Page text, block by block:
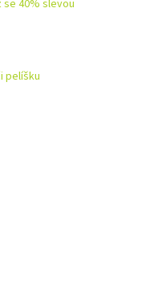
40% slevou
pelíšku